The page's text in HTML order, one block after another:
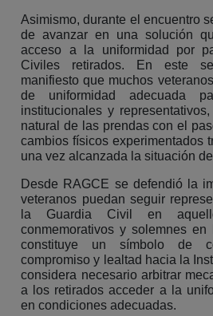
Asimismo, durante el encuentro
de avanzar en una solución
acceso a la uniformidad por
Civiles retirados. En este
manifiesto que muchos
de uniformidad adecuada
institucionales y
natural de las prendas con el
cambios físicos experimentados
una vez alcanzada la situación
Desde RAGCE se defendió la
veteranos puedan seguir
la Guardia Civil en
conmemorativos y solemnes
constituye un símbolo de
compromiso y lealtad hacia la
considera necesario arbitrar
a los retirados acceder a la
en condiciones adecuadas.